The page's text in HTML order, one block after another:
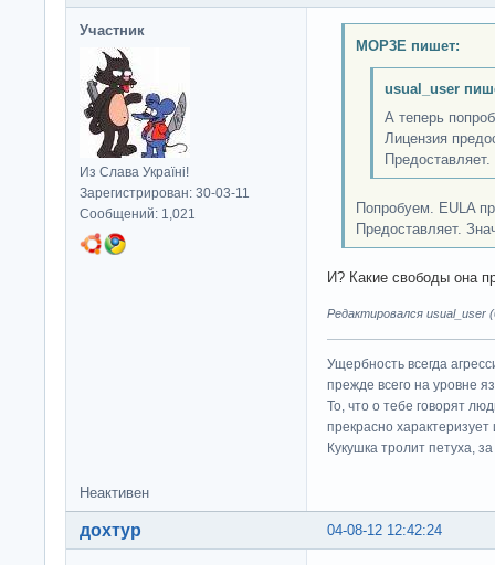
Участник
Из Слава Україні!
Зарегистрирован: 30-03-11
Сообщений: 1,021
MOP3E пишет:
usual_user
А теперь
Лицензия
Попробуем. EULA
Предоставляет.
И? Какие свободы она
Редактировался usual_user
Ущербность всегда
прежде всего на уровне
То, что о тебе говорят
прекрасно характеризует
Кукушка тролит петуха,
Неактивен
04-08-12 12:42:24
дохтур